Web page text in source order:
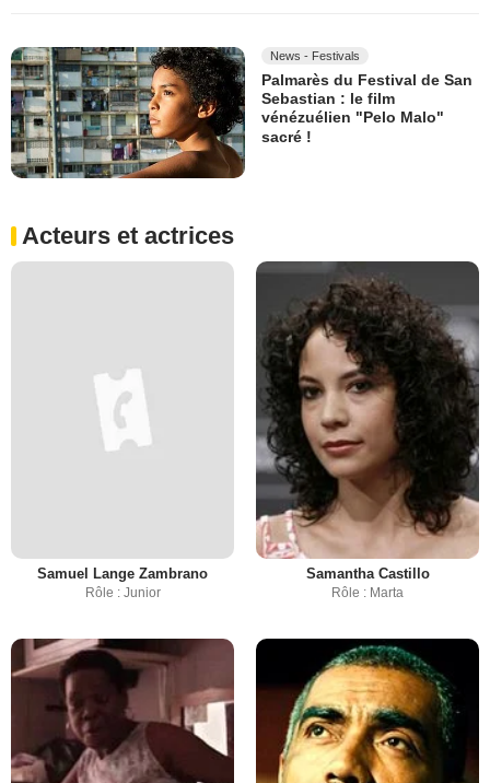
News - Festivals
Palmarès du Festival de San
Sebastian : le film
vénézuélien "Pelo Malo"
sacré !
Acteurs et actrices
Samuel Lange Zambrano
Rôle : Junior
Samantha Castillo
Rôle : Marta